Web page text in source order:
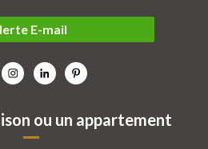
ou un appartement
E-mail